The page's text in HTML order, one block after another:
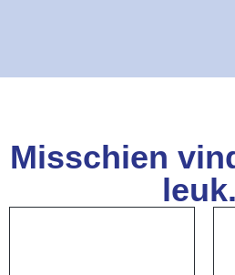
Misschien